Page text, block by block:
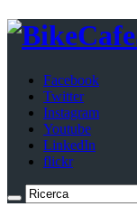
Facebook
Twitter
Instagram
Youtube
LinkedIn
flickr